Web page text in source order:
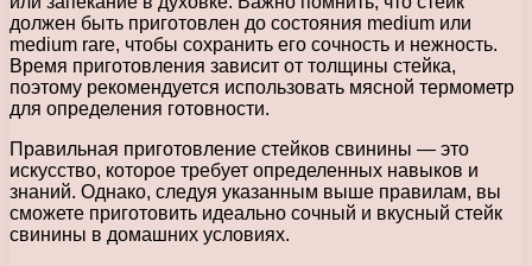
должен быть приготовлен до состояния medium или
medium rare, чтобы сохранить его сочность и нежность.
Время приготовления зависит от толщины стейка,
поэтому рекомендуется использовать мясной термометр
для определения готовности.
Правильная приготовление стейков свинины — это
искусство, которое требует определенных навыков и
знаний. Однако, следуя указанным выше правилам, вы
сможете приготовить идеально сочный и вкусный стейк
свинины в домашних условиях.